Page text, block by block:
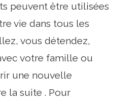
peuvent être utilisées
vie dans tous les
vous détendez,
votre famille ou
une nouvelle
la suite . Pour